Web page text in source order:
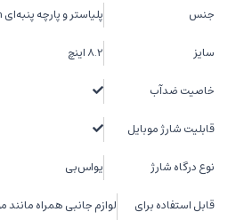
جنس پلی‎استر و پارچه پنبه‌ای Algodon
سایز 8.2 اینچ
خاصیت ضدآب
قابلیت شارژ موبایل
نوع درگاه شارژ یواس‌بی
قابل استفاده برای
لوازم جانبی همراه مانند